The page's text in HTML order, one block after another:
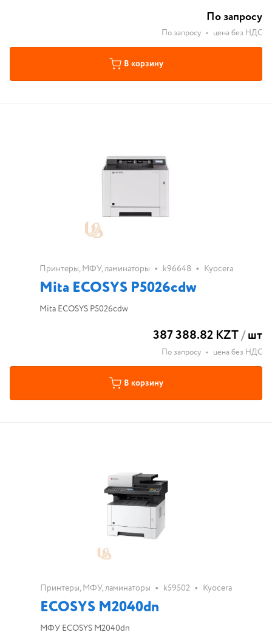
По запросу
По запросу • цена без НДС
В корзину
Принтеры, МФУ, ламинаторы • k96648 • Kyocera
Mita ECOSYS P5026cdw
Mita ECOSYS P5026cdw
387 388.82 KZT/шт
По запросу • цена без НДС
В корзину
Принтеры, МФУ, ламинаторы • k59502 • Kyocera
ECOSYS M2040dn
МФУ ECOSYS M2040dn